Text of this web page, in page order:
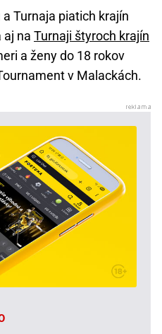
Turnaja piatich krajín
aj na Turnaji štyroch krajín
a ženy do 18 rokov
v Malackách.